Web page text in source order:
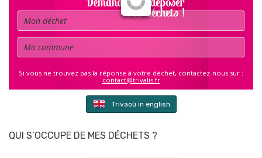
Déchet
Commune
Si vous ne trouvez pas la réponse à votre déchet, contactez-nous sur :
contact@trivalis.fr
Trivaoù in english
QUI S’OCCUPE DE MES DÉCHETS ?